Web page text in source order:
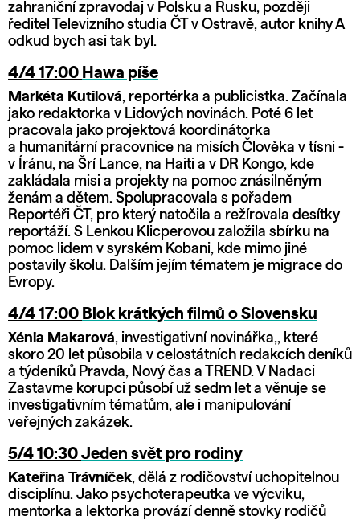
zahraniční zpravodaj v Polsku a Rusku, později
ředitel Televizního studia ČT v Ostravě, autor knihy A
odkud bych asi tak byl.
4/4 17:00 Hawa píše
Markéta Kutilová, reportérka a publicistka. Začínala
jako redaktorka v Lidových novinách. Poté 6 let
pracovala jako projektová koordinátorka
a humanitární pracovnice na misích Člověka v tísni -
v Íránu, na Šrí Lance, na Haiti a v DR Kongo, kde
zakládala misi a projekty na pomoc znásilněným
ženám a dětem. Spolupracovala s pořadem
Reportéři ČT, pro který natočila a režírovala desítky
reportáží. S Lenkou Klicperovou založila sbírku na
pomoc lidem v syrském Kobani, kde mimo jiné
postavily školu. Dalším jejím tématem je migrace do
Evropy.
4/4 17:00 Blok krátkých filmů o Slovensku
Xénia Makarová, investigativní novinářka,, které
skoro 20 let působila v celostátních redakcích deníků
a týdeníků Pravda, Nový čas a TREND. V Nadaci
Zastavme korupci působí už sedm let a věnuje se
investigativním tématům, ale i manipulování
veřejných zakázek.
5/4 10:30 Jeden svět pro rodiny
Kateřina Trávníček, dělá z rodičovství uchopitelnou
disciplínu. Jako psychoterapeutka ve výcviku,
mentorka a lektorka provází denně stovky rodičů